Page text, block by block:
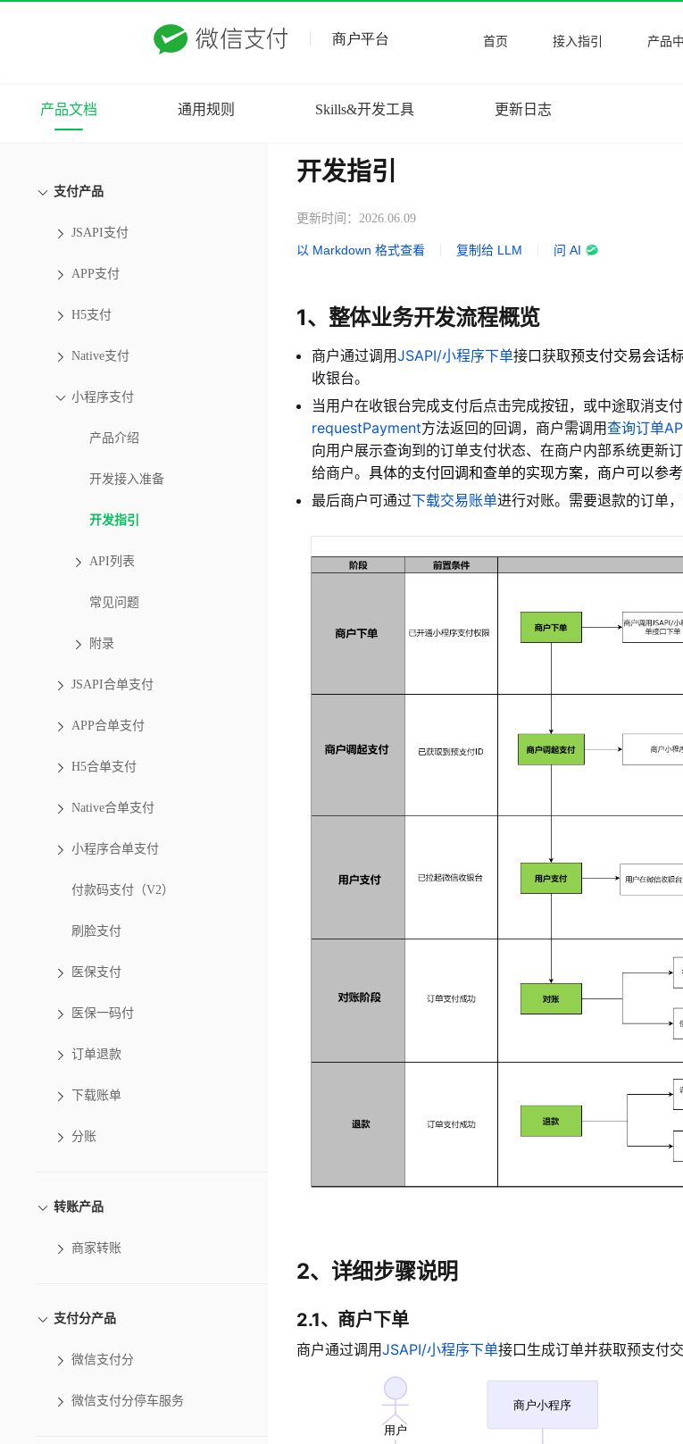
首页 接入指引 产品
产品文档 通用规则 Skills&开发工具 更新日志
支付产品
JSAPI支付
APP支付
H5支付
Native支付
小程序支付
产品介绍
开发接入准备
开发指引
API列表
常见问题
附录
JSAPI合单支付
APP合单支付
H5合单支付
Native合单支付
小程序合单支付
付款码支付（V2）
刷脸支付
医保支付
医保一码付
订单退款
下载账单
分账
转账产品
商家转账
支付分产品
微信支付分
微信支付分停车服务
开发指引
更新时间：2026.06.09
以 Markdown 格式查看 复制给 LLM 问 AI
1、整体业务开发流程概览
商户通过调用JSAPI/小程序下单接口获取预支付交易会话
收银台。
当用户在收银台完成支付后点击完成按钮，或中途取消支
requestPayment方法返回的回调， 商户需调用查询订单
向用户展示查询到的订单支付状态、在商户内部系统更新
给商户。 具体的支付回调和查单的实现方案，商户可以参考
最后商户可通过下载交易账单进行对账。需要退款的订单
2、详细步骤说明
2.1、商户下单
商户通过调用JSAPI/小程序下单接口生成订单并获取预支付